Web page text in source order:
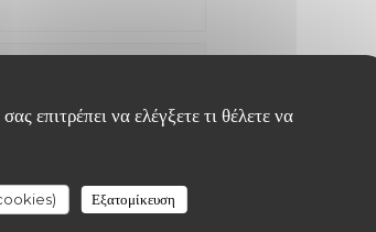
επιτρέπει να ελέγξετε τι θέλετε να
Εξατομίκευση
pris la cote de
hésitation.